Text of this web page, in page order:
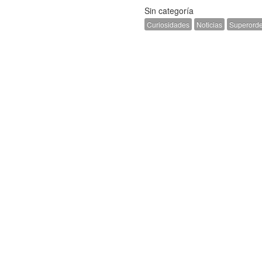
Sin categoría
Curiosidades Noticias